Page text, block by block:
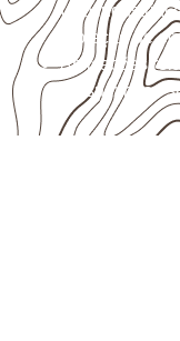
Uso industrial
proteção de
Aplicações
presumir uso